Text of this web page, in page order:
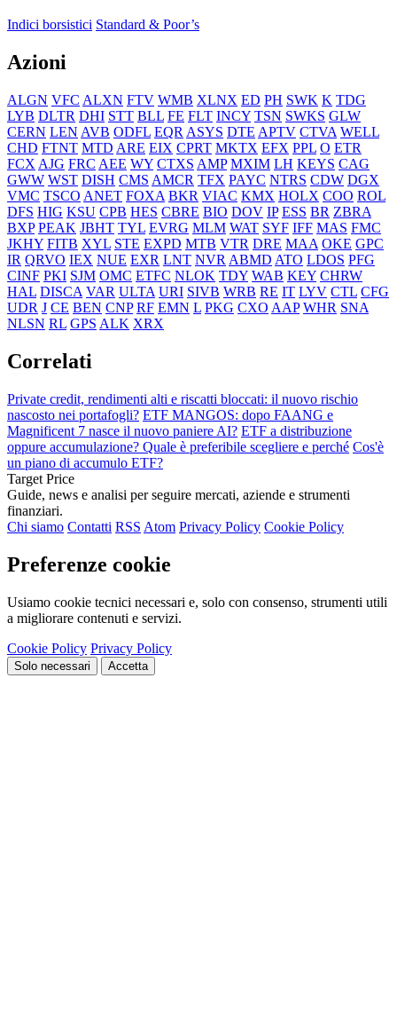
Indici borsistici Standard & Poor’s
Azioni
ALGN VFC ALXN FTV WMB XLNX ED PH SWK K TDG
LYB DLTR DHI STT BLL FE FLT INCY TSN SWKS GLW
CERN LEN AVB ODFL EQR ASYS DTE APTV CTVA WELL
CHD FTNT MTD ARE EIX CPRT MKTX EFX PPL O ETR
FCX AJG FRC AEE WY CTXS AMP MXIM LH KEYS CAG
GWW WST DISH CMS AMCR TFX PAYC NTRS CDW DGX
VMC TSCO ANET FOXA BKR VIAC KMX HOLX COO ROL
DFS HIG KSU CPB HES CBRE BIO DOV IP ESS BR ZBRA
BXP PEAK JBHT TYL EVRG MLM WAT SYF IFF MAS FMC
JKHY FITB XYL STE EXPD MTB VTR DRE MAA OKE GPC
IR QRVO IEX NUE EXR LNT NVR ABMD ATO LDOS PFG
CINF PKI SJM OMC ETFC NLOK TDY WAB KEY CHRW
HAL DISCA VAR ULTA URI SIVB WRB RE IT LYV CTL CFG
UDR J CE BEN CNP RF EMN L PKG CXO AAP WHR SNA
NLSN RL GPS ALK XRX
Correlati
Private credit, rendimenti alti e riscatti bloccati: il nuovo rischio
nascosto nei portafogli? ETF MANGOS: dopo FAANG e
Magnificent 7 nasce il nuovo paniere AI? ETF a distribuzione
oppure accumulazione? Quale è preferibile scegliere e perché Cos'è
un piano di accumulo ETF?
Target Price
Guide, news e analisi per seguire mercati, aziende e strumenti
finanziari.
Chi siamo Contatti RSS Atom Privacy Policy Cookie Policy
Preferenze cookie
Usiamo cookie tecnici necessari e, solo con consenso, strumenti utili
a migliorare contenuti e servizi.
Cookie Policy Privacy Policy
Solo necessari Accetta